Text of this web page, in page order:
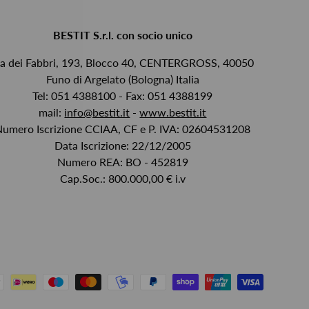
BESTIT S.r.l. con socio unico
dei Fabbri, 193, Blocco 40, CENTERGROSS, 40050
Funo di Argelato (Bologna) Italia
Tel: 051 4388100 - Fax: 051 4388199
mail: info@bestit.it -www.bestit.it
Iscrizione CCIAA, CF e P. IVA: 02604531208
Data Iscrizione: 22/12/2005
Numero REA: BO - 452819
Cap.Soc.: 800.000,00 € i.v